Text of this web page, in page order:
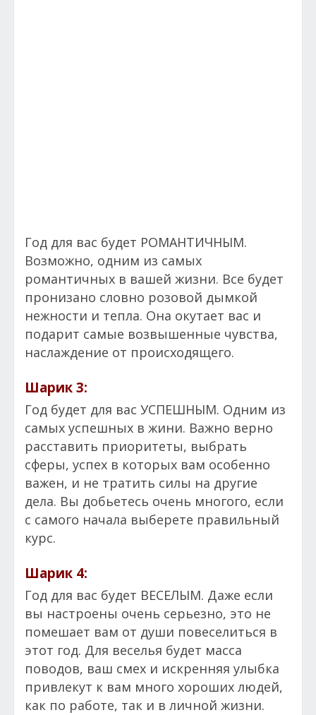
Год для вас будет РОМАНТИЧНЫМ.
Возможно, одним из самых
романтичных в вашей жизни. Все будет
пронизано словно розовой дымкой
нежности и тепла. Она окутает вас и
подарит самые возвышенные чувства,
наслаждение от происходящего.
Шарик 3:
Год будет для вас УСПЕШНЫМ. Одним из
самых успешных в жини. Важно верно
расставить приоритеты, выбрать
сферы, успех в которых вам особенно
важен, и не тратить силы на другие
дела. Вы добьетесь очень многого, если
с самого начала выберете правильный
курс.
Шарик 4:
Год для вас будет ВЕСЕЛЫМ. Даже если
вы настроены очень серьезно, это не
помешает вам от души повеселиться в
этот год. Для веселья будет масса
поводов, ваш смех и искренняя улыбка
привлекут к вам много хороших людей,
как по работе, так и в личной жизни.